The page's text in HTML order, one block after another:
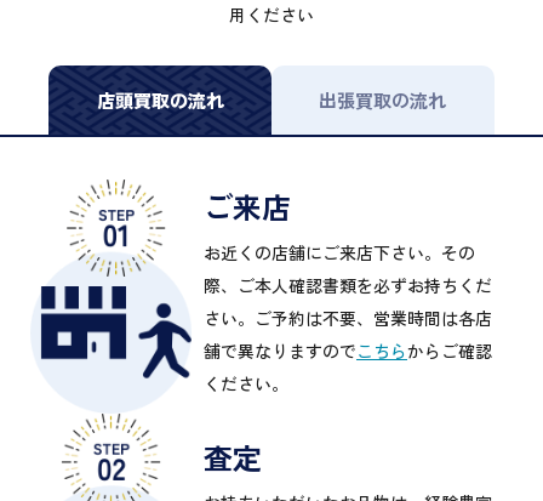
用ください
店頭買取の流れ 出張買取の流れ
ご来店
お近くの店舗にご来店下さい。その
際、ご本人確認書類を必ずお持ちくだ
さい。ご予約は不要、営業時間は各店
舗で異なりますのでこちらからご確認
ください。
査定